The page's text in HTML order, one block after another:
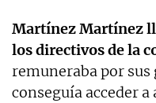
Martínez Martínez
los directivos de la
remuneraba por sus
conseguía acceder